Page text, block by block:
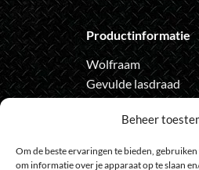
Beheer
Om de beste ervaringen te bieden,
om informatie over je apparaat op te slaan
Productinformatie
Wolfraam
Gevulde lasdraad
Automatische
Onze nieuwsbrief